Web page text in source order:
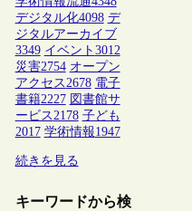
デジタル化4098 デ
ジタルアーカイブ
3349 イベント 3012
災害2754 オープン
アクセス 2678 電子
書籍2227 図書館サ
ービス 2178 子ども
2017 学術情報1947
続きを見る
キーワードから検